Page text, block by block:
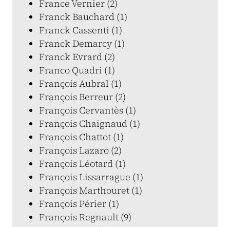
France Vernier (2)
Franck Bauchard (1)
Franck Cassenti (1)
Franck Demarcy (1)
Franck Evrard (2)
Franco Quadri (1)
François Aubral (1)
François Berreur (2)
François Cervantès (1)
François Chaignaud (1)
François Chattot (1)
François Lazaro (2)
François Léotard (1)
François Lissarrague (1)
François Marthouret (1)
François Périer (1)
François Regnault (9)